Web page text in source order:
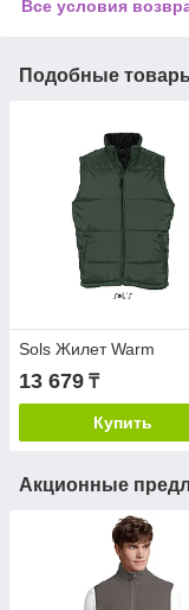
Все условия
Подобные
Sols Жилет Warm
13 679 ₸
Купить
Акционные